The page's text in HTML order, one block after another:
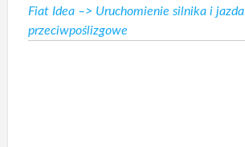
Fiat Idea –> Uruchomienie silnika i jazda
przeciwpoślizgowe